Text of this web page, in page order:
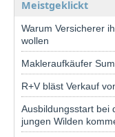
Meistgeklickt
Warum Versicherer
wollen
Makleraufkäufer
R+V bläst Verkauf
Ausbildungsstart bei
jungen Wilden